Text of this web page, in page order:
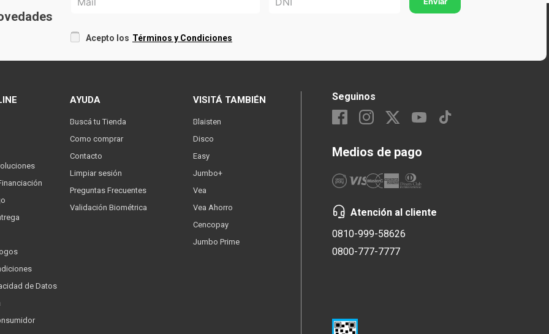
Acepto los Términos y Condiciones
de Datos
AYUDA
Buscá tu Tienda
Como comprar
Contacto
Limpiar sesión
Preguntas Frecuentes
Validación Biométrica
VISITÁ TAMBIÉN
Blaisten
Disco
Easy
Jumbo+
Vea
Vea Ahorro
Cencopay
Jumbo Prime
Seguinos
Medios de pago
Atención al cliente
0810-999-58626
0800-777-7777